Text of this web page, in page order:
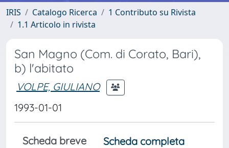
IRIS Catalogo Ricerca
1 Contributo su Rivista
1.1 Articolo in rivista
San Magno (Com. di Corato, Bari),
b) l'abitato
VOLPE, GIULIANO
1993-01-01
Scheda breve
Scheda completa